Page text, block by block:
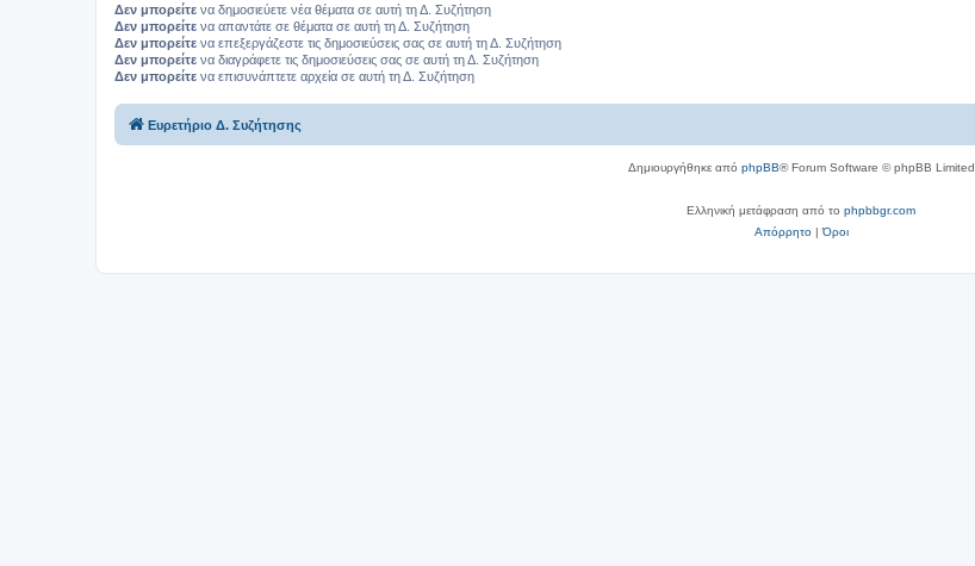
Δεν μπορείτε να δημοσιεύετε νέα θέματα σε αυτή τη Δ. Συζήτηση
Δεν μπορείτε να απαντάτε σε θέματα σε αυτή τη Δ. Συζήτηση
Δεν μπορείτε να επεξεργάζεστε τις δημοσιεύσεις σας σε αυτή τη Δ. Συζήτηση
Δεν μπορείτε να διαγράφετε τις δημοσιεύσεις σας σε αυτή τη Δ. Συζήτηση
Δεν μπορείτε να επισυνάπτετε αρχεία σε αυτή τη Δ. Συζήτηση
Ευρετήριο Δ. Συζήτησης
Δημιουργήθηκε από phpBB® Forum Software © phpBB Limited
Ελληνική μετάφραση από το phpbbgr.com
Απόρρητο|Όροι